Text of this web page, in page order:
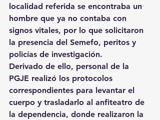
localidad referida se encontraba un
hombre que ya no contaba con
signos vitales, por lo que solicitaron
la presencia del Semefo, peritos y
policías de investigación.
Derivado de ello, personal de la
PGJE realizó los protocolos
correspondientes para levantar el
cuerpo y trasladarlo al anfiteatro de
la dependencia, donde realizaron la